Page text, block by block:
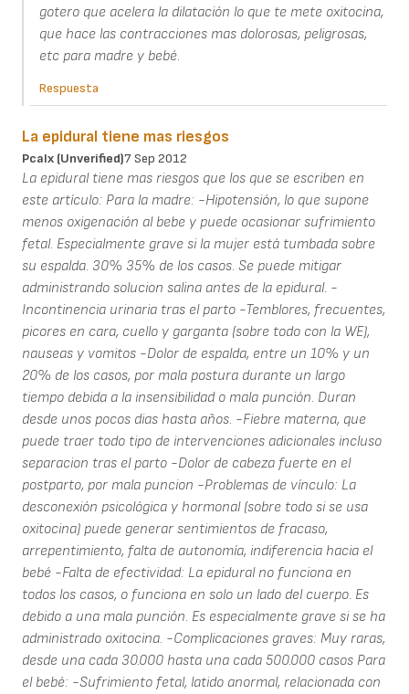
gotero que acelera la dilatación lo que te mete oxitocina,
que hace las contracciones mas dolorosas, peligrosas,
etc para madre y bebé.
Respuesta
La epidural tiene mas riesgos
Pcalx (unverified)7 Sep 2012
La epidural tiene mas riesgos que los que se escriben en
este artículo: Para la madre: -Hipotensión, lo que supone
menos oxigenación al bebe y puede ocasionar sufrimiento
fetal. Especialmente grave si la mujer está tumbada sobre
su espalda. 30% 35% de los casos. Se puede mitigar
administrando solucion salina antes de la epidural. -
Incontinencia urinaria tras el parto -Temblores, frecuentes,
picores en cara, cuello y garganta (sobre todo con la WE),
nauseas y vomitos -Dolor de espalda, entre un 10% y un
20% de los casos, por mala postura durante un largo
tiempo debida a la insensibilidad o mala punción. Duran
desde unos pocos dias hasta años. -Fiebre materna, que
puede traer todo tipo de intervenciones adicionales incluso
separacion tras el parto -Dolor de cabeza fuerte en el
postparto, por mala puncion -Problemas de vínculo: La
desconexión psicológica y hormonal (sobre todo si se usa
oxitocina) puede generar sentimientos de fracaso,
arrepentimiento, falta de autonomía, indiferencia hacia el
bebé -Falta de efectividad: La epidural no funciona en
todos los casos, o funciona en solo un lado del cuerpo. Es
debido a una mala punción. Es especialmente grave si se ha
administrado oxitocina. -Complicaciones graves: Muy raras,
desde una cada 30.000 hasta una cada 500.000 casos Para
el bebé: -Sufrimiento fetal, latido anormal, relacionada con